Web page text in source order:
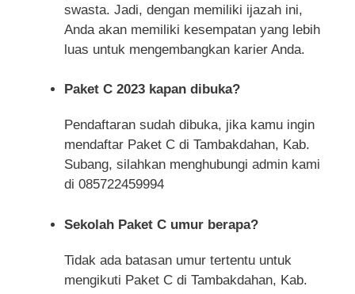
swasta. Jadi, dengan memiliki ijazah ini,
Anda akan memiliki kesempatan yang lebih
luas untuk mengembangkan karier Anda.
Paket C 2023 kapan dibuka?
Pendaftaran sudah dibuka, jika kamu ingin
mendaftar Paket C di Tambakdahan, Kab.
Subang, silahkan menghubungi admin kami
di 085722459994
Sekolah Paket C umur berapa?
Tidak ada batasan umur tertentu untuk
mengikuti Paket C di Tambakdahan, Kab.